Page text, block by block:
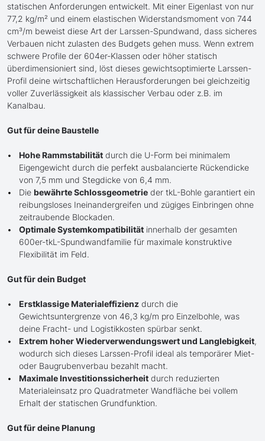
statischen Anforderungen entwickelt. Mit einer Eigenlast von nur
77,2 kg/m² und einem elastischen Widerstandsmoment von 744
cm³/m beweist diese Art der Larssen-Spundwand, dass sicheres
Verbauen nicht zulasten des Budgets gehen muss. Wenn extrem
schwere Profile der 604er-Klassen oder höher statisch
überdimensioniert sind, löst dieses gewichtsoptimierte Larssen-
Profil deine wirtschaftlichen Herausforderungen bei gleichzeitig
voller Zuverlässigkeit als klassischer Verbau oder z.B. im
Kanalbau.
Gut für deine Baustelle
Hohe Rammstabilität durch die U-Form bei minimalem
Eigengewicht durch die perfekt ausbalancierte Rückendicke
von 7,5 mm und Stegdicke von 6,4 mm.
Die bewährte Schlossgeometrie der tkL-Bohle garantiert ein
reibungsloses Ineinandergreifen und zügiges Einbringen ohne
zeitraubende Blockaden.
Optimale Systemkompatibilität innerhalb der gesamten
600er-tkL-Spundwandfamilie für maximale konstruktive
Flexibilität im Feld.
Gut für dein Budget
Erstklassige Materialeffizienz durch die
Gewichtsuntergrenze von 46,3 kg/m pro Einzelbohle, was
deine Fracht- und Logistikkosten spürbar senkt.
Extrem hoher Wiederverwendungswert und Langlebigkeit,
wodurch sich dieses Larssen-Profil ideal als temporärer Miet-
oder Baugrubenverbau bezahlt macht.
Maximale Investitionssicherheit durch reduzierten
Materialeinsatz pro Quadratmeter Wandfläche bei vollem
Erhalt der statischen Grundfunktion.
Gut für deine Planung